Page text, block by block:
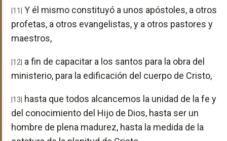
|11| Y él mismo constituyó a unos apóstoles, a otros
profetas, a otros evangelistas, y a otros pastores y
maestros,
|12| a fin de capacitar a los santos para la obra del
ministerio, para la edificación del cuerpo de Cristo,
|13| hasta que todos alcancemos la unidad de la fe y
del conocimiento del Hijo de Dios, hasta ser un
hombre de plena madurez, hasta la medida de la